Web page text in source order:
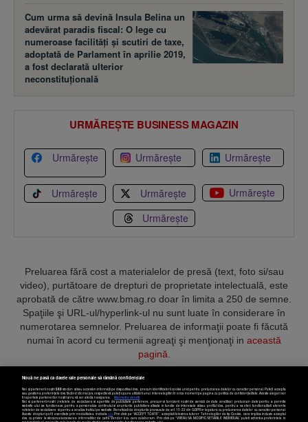
Cum urma să devină Insula Belina un
adevărat paradis fiscal: O lege cu
numeroase facilităţi şi scutiri de taxe,
adoptată de Parlament în aprilie 2019,
a fost declarată ulterior
neconstituţională
URMĂREȘTE BUSINESS MAGAZIN
Urmărește Urmărește Urmărește
Urmărește Urmărește
Urmărește
Urmărește
Preluarea fără cost a materialelor de presă (text, foto si/sau
video), purtătoare de drepturi de proprietate intelectuală, este
aprobată de către www.bmag.ro doar în limita a 250 de semne.
Spaţiile şi URL-ul/hyperlink-ul nu sunt luate în considerare în
numerotarea semnelor. Preluarea de informaţii poate fi făcută
numai în acord cu termenii agreaţi şi menţionaţi in această
pagină
Termeni și condiții Confidențialitate Cookies Contact
Nouă ne pasă ca datele tale personale să rămână confidențiale
Noi și partenerii noștri589stocăm și/sau accesăm informații pe dispozitivul dvs., precum identificatorii cookie unici pentru prelucrarea datelor cu caracter personal. Puteți accepta
sau gestiona preferințele dvs. făcând clic mai jos, respectiv vă puteți opune utilizării unui interes legitim în orice moment pe pagina cu politica de confidențialitate. Aceste alegeri vor
fi raportate partenerilor noștri și nu vă vor afecta navigarea.
Mai multe detalii
Noi si partenerii nostri (retelele de socializare si agentiile de publicitate partenere, precum si furnizorii nostri de servicii de date analitice) prelucram date pentru a permite
website-ului sa functioneze, pentru a personaliza continutul si anunturile publicitare afisate in functie de interesele si/sau profilul dvs., pentru a va oferi functionalitati aferente
retelelor de socializare si pentru a analiza traficul pe website. Beneficiati de drepturile prevazute de art. 15-22 din GDPR in legatura cu prelucrarea datelor cu caracter personal.
Aceste drepturi pot fi exercitate prin modalitatea indicataaici. Prin click pe “ACCEPT TOATE”, acceptati folosirea tuturor Tehnologiilor de tip Cookie, care implica inclusiv acceptul
dvs. cu privire la stocarea/accesarea informatiilor de catre Vendor-ii cu care colaboram. Prin click pe “VREAU SA MODIFIC SETARILE INDIVIDUAL” puteti schimba preferintele in